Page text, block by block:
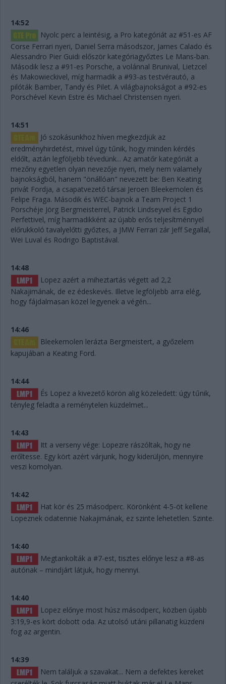
14:52
Nyolc perc a leintésig, a Pro kategóriát az #51-es AF
Corse Ferrari nyeri, Daniel Serra másodszor, James Calado és
Alessandro Pier Guidi először kategóriagyőztes Le Mans-ban.
Második lesz a #91-es Porsche, a volánnal Brunival, Lietzcel
és Makowieckivel, míg harmadik a #93-as testvérautó, a
pilóták Bamber, Tandy és Pilet. A világbajnokságot a #92-es
Porschével Kevin Estre és Michael Christensen nyeri.
14:51
Jó szokásunkhoz híven megkezdjük az
eredményhirdetést, mivel úgy tűnik, hogy minden kérdés
eldőlt, aztán legföljebb tévedünk... Az amatőr kategóriát a
mezőny egyetlen olyan nevezője nyeri, mely nem valamely
bajnokságból, hanem "önállóan" nevezett be: Ben Keating
privát Fordja, a csapatvezető társai Jeroen Bleekemolen és
Felipe Fraga. Második és WEC-bajnok a Team Project 1
Porschéje Jörg Bergmeisterrel, Patrick Lindseyvel és Egidio
Perfettivel, míg harmadikként az újabb erős teljesítménnyel
előrukkoló tavalyelőtti győztes, a JMW Ferrari zár Jeff Segallal,
Wei Luval és Rodrigo Baptistával.
14:48
Lopez azért a miheztartás végett ad 2,2
Nakajimának, de ez édeskevés. Illetve legföljebb arra elég,
hogy fájdalmasan közel legyenek a végén...
14:46
Bleekemolen lerázta Bergmeistert, a győzelem
kapujában a Keating Ford.
14:44
És Lopez a kivezető körön alig közeledett: úgy tűnik,
tényleg feladta a reménytelen küzdelmet...
14:43
Itt a verseny vége: Lopezre rászóltak, hogy ne
erőltesse. Egy kört azért várjunk, hogy kiderüljön, mennyire
veszi komolyan.
14:42
Hat kör és 25 másodperc. Körönként 4-5-öt kellene
Lopeznek odatennie Nakajimának, ez szinte lehetetlen. Szinte.
14:40
Megtankolták a #7-est, tisztes előnye lesz a #8-as
autónak – mindjárt látjuk, hogy mennyi.
14:40
Lopez előnye most húsz másodperc, közben újabb
3:19,9-es kört dobott oda. Az utolsó utáni pillanatig küzdeni
fog az argentin.
14:39
Nem találjuk a szavakat... Nem a defektes kereket